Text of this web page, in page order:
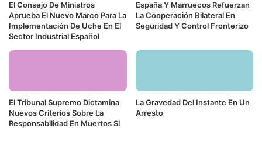
El Consejo De Ministros
Aprueba El Nuevo Marco Para La
Implementación De Uche En El
Sector Industrial Español
España Y Marruecos Refuerzan
La Cooperación Bilateral En
Seguridad Y Control Fronterizo
El Tribunal Supremo Dictamina
Nuevos Criterios Sobre La
Responsabilidad En Muertos Sl
La Gravedad Del Instante En Un
Arresto